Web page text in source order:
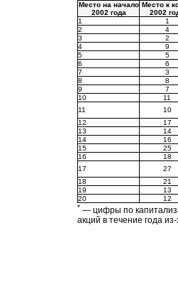
Место на начало
2002 года
Место к
2002
1
1
2
4
3
2
4
9
5
5
6
6
7
3
8
8
9
7
10
11
11
10
12
17
13
14
14
16
15
25
16
18
17
27
18
21
19
13
20
12
* — цифры по
акций в течение года